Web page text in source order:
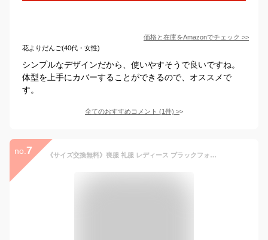
価格と在庫をAmazonでチェック >>
花よりだんご(40代・女性)
シンプルなデザインだから、使いやすそうで良いですね。
体型を上手にカバーすることができるので、オススメで
す。
全てのおすすめコメント (1件) >
no. 7 《サイズ交換無料》喪服 礼服 レディース ブラックフォーマル 大きいサイズ オールシーズン 黒 S-10L ワンピーススーツ アンサンブル ジャケット ノーカラー 前開き ワンピース リボン レースニッセン